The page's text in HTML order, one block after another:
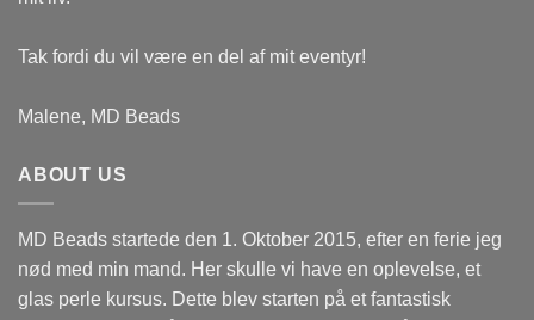
Tak fordi du vil være en del af mit eventyr!
Malene, MD Beads
ABOUT US
MD Beads startede den 1. Oktober 2015, efter en ferie jeg
nød med min mand. Her skulle vi have en oplevelse, et
glas perle kursus. Dette blev starten på et fantastisk